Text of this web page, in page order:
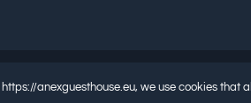
anexguesthouse.eu, we use cookies that